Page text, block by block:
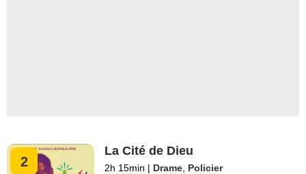
2
La Cité de Dieu
2h 15min | Drame Policier